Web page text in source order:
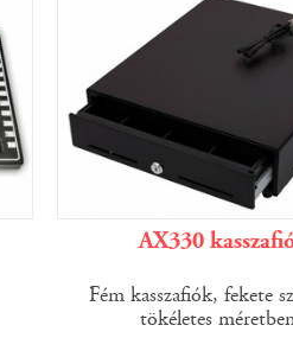
AX330
Fém kasszafiók, fekete
tökéletes